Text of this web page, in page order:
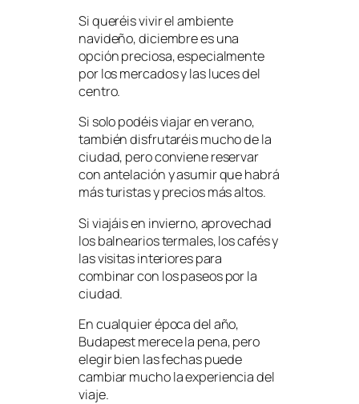
Si queréis vivir el ambiente
navideño, diciembre es una
opción preciosa, especialmente
por los mercados y las luces del
centro.
Si solo podéis viajar en verano,
también disfrutaréis mucho de la
ciudad, pero conviene reservar
con antelación y asumir que habrá
más turistas y precios más altos.
Si viajáis en invierno, aprovechad
los balnearios termales, los cafés y
las visitas interiores para
combinar con los paseos por la
ciudad.
En cualquier época del año,
Budapest merece la pena, pero
elegir bien las fechas puede
cambiar mucho la experiencia del
viaje.